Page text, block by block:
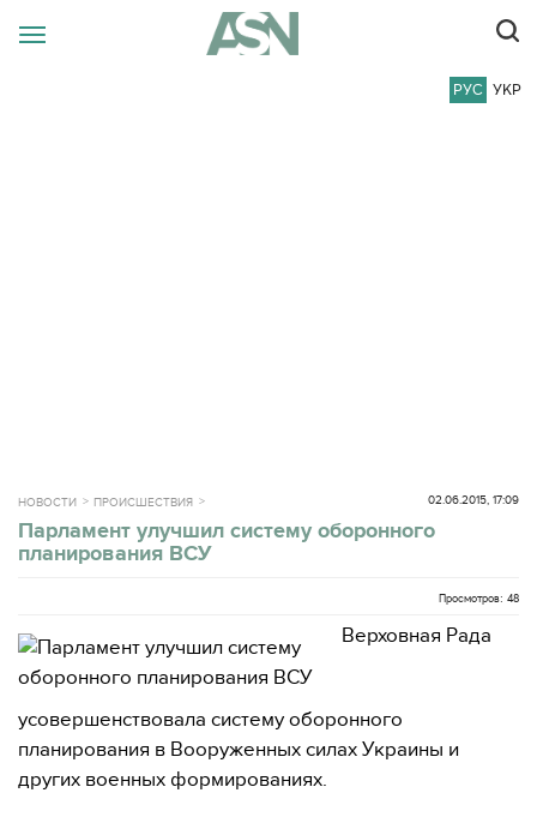
РУС УКР
НОВОСТИ ПРОИСШЕСТВИЯ 02.06.2015, 17:09
Парламент улучшил систему оборонного
планирования ВСУ
Просмотров: 48
Верховная Рада
усовершенствовала систему оборонного
планирования в Вооруженных силах Украины и
других военных формированиях.